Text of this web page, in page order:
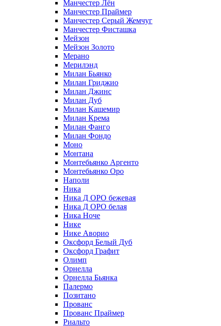
Манчестер Лён
Манчестер Праймер
Манчестер Серый Жемчуг
Манчестер Фисташка
Мейзон
Мейзон Золото
Мерано
Мерилэнд
Милан Бьянко
Милан Гриджио
Милан Джинс
Милан Дуб
Милан Кашемир
Милан Крема
Милан Фанго
Милан Фондо
Моно
Монтана
Монтебьянко Аргенто
Монтебьянко Оро
Наполи
Ника
Ника Д ОРО бежевая
Ника Д ОРО белая
Ника Ноче
Нике
Нике Аворио
Оксфорд Белый Дуб
Оксфорд Графит
Олимп
Орнелла
Орнелла Бьянка
Палермо
Позитано
Прованс
Прованс Праймер
Риальто